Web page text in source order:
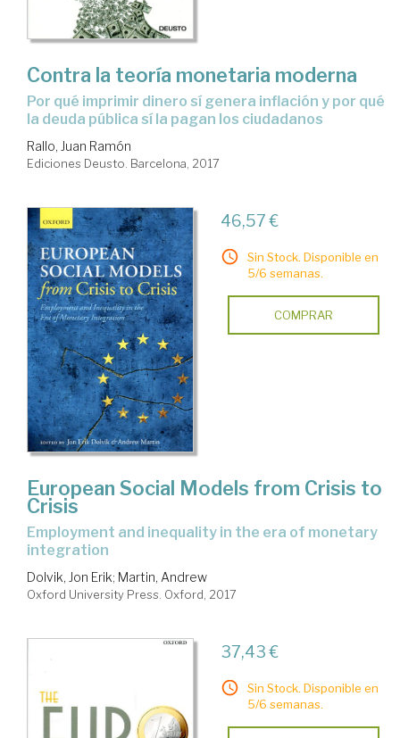
Contra la teoría monetaria moderna
por qué imprimir dinero sí genera inflación y por qué
la deuda pública sí la pagan los ciudadanos
Rallo, Juan Ramón
Ediciones Deusto. Barcelona, 2017
46,57 €
Sin Stock. Disponible en
5/6 semanas.
COMPRAR
European Social Models from Crisis to
Crisis
employment and inequality in the era of monetary
integration
Dolvik, Jon Erik; Martin, Andrew
Oxford University Press. Oxford, 2017
37,43 €
Sin Stock. Disponible en
5/6 semanas.